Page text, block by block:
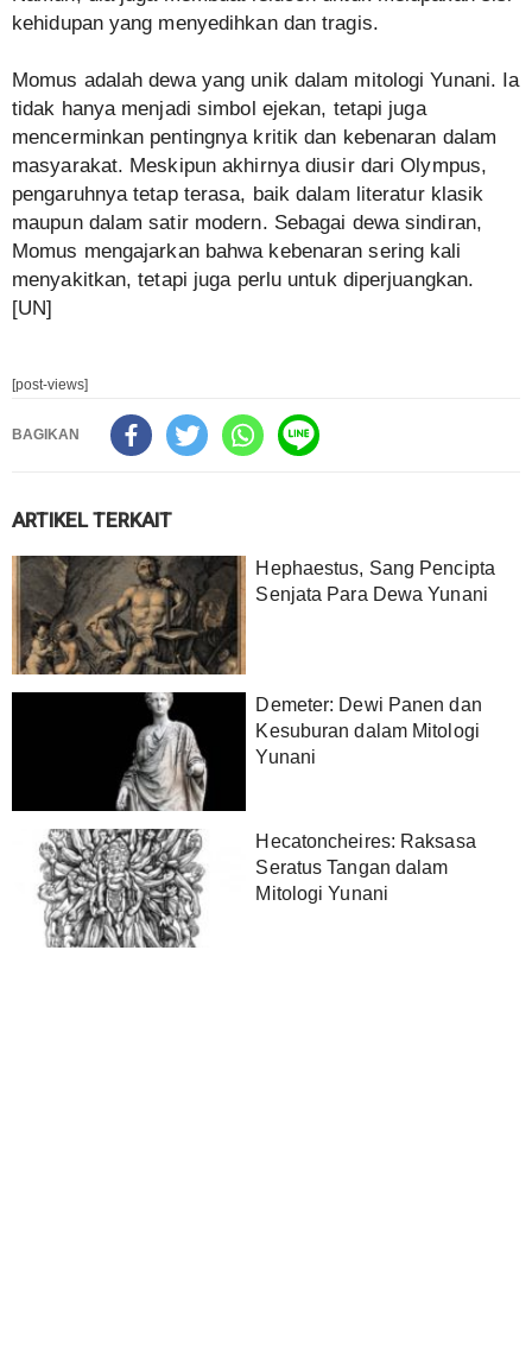
kehidupan yang menyedihkan dan tragis.
Momus adalah dewa yang unik dalam mitologi Yunani. Ia
tidak hanya menjadi simbol ejekan, tetapi juga
mencerminkan pentingnya kritik dan kebenaran dalam
masyarakat. Meskipun akhirnya diusir dari Olympus,
pengaruhnya tetap terasa, baik dalam literatur klasik
maupun dalam satir modern. Sebagai dewa sindiran,
Momus mengajarkan bahwa kebenaran sering kali
menyakitkan, tetapi juga perlu untuk diperjuangkan.
[UN]
[post-views]
BAGIKAN
ARTIKEL TERKAIT
Hephaestus, Sang Pencipta
Senjata Para Dewa Yunani
Demeter: Dewi Panen dan
Kesuburan dalam Mitologi
Yunani
Hecatoncheires: Raksasa
Seratus Tangan dalam
Mitologi Yunani